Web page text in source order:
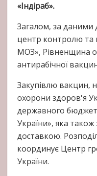
«Індіраб».
Загалом, за даними
центр контролю та
МОЗ», Рівненщина
антирабічної
Закупівлю вакцин,
охорони здоров'я
державного
України», яка
доставкою.
координує Центр
України.